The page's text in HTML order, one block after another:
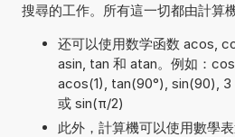
搜尋的工作。所有這一切都由計算
还可以使用数学函数 acos,
asin, tan 和 atan。例如：
acos(1), tan(90°), sin(90),
或 sin(π/2)
此外，計算機可以使用數學